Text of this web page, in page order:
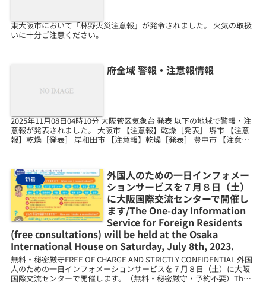
東大阪市において「林野火災注意報」が発令されました。 火気の取扱
いに十分ご注意ください。
府全域 警報・注意報情報
2025年11月08日04時10分 大阪管区気象台 発表 以下の地域で警報・注
意報が発表されました。 大阪市 【注意報】乾燥［発表］ 堺市 【注意
報】乾燥［発表］ 岸和田市 【注意報】乾燥［発表］ 豊中市 【注意
新着
外国人のための一日インフォメー
ションサービスを７月８日（土）
に大阪国際交流センターで開催し
ます/The One-day Information
Service for Foreign Residents
(free consultations) will be held at the Osaka
International House on Saturday, July 8th, 2023.
無料・秘密厳守FREE OF CHARGE AND STRICTLY CONFIDENTIAL 外国
人のための一日インフォメーションサービスを７月８日（土）に大阪
国際交流センターで開催します。（無料・秘密厳守・予約不要）The